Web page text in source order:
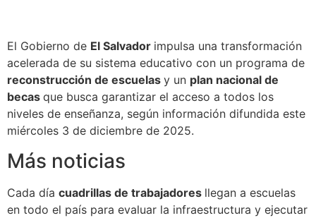
El Gobierno de El Salvador impulsa una transformación
acelerada de su sistema educativo con un programa de
reconstrucción de escuelas y un plan nacional de
becas que busca garantizar el acceso a todos los
niveles de enseñanza, según información difundida este
miércoles 3 de diciembre de 2025.
Más noticias
Cada día cuadrillas de trabajadores llegan a escuelas
en todo el país para evaluar la infraestructura y ejecutar